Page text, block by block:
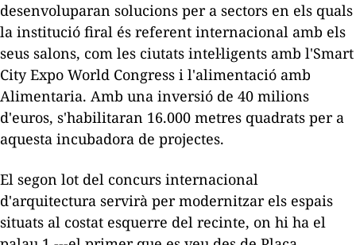
desenvoluparan solucions per a sectors en els quals
la institució firal és referent internacional amb els
seus salons, com les ciutats intel·ligents amb l'Smart
City Expo World Congress i l'alimentació amb
Alimentaria. Amb una inversió de 40 milions
d'euros, s'habilitaran 16.000 metres quadrats per a
aquesta incubadora de projectes.
El segon lot del concurs internacional
d'arquitectura servirà per modernitzar els espais
situats al costat esquerre del recinte, on hi ha el